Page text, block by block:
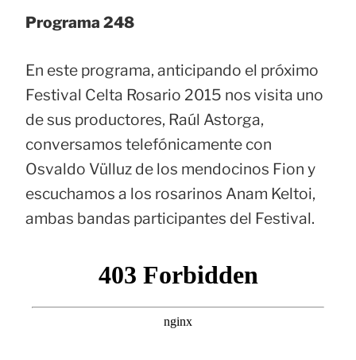
Programa 248
En este programa, anticipando el próximo
Festival Celta Rosario 2015 nos visita uno
de sus productores, Raúl Astorga,
conversamos telefónicamente con
Osvaldo Vülluz de los mendocinos Fion y
escuchamos a los rosarinos Anam Keltoi,
ambas bandas participantes del Festival.